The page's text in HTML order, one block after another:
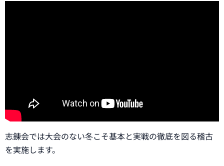
志錬会では大会のない冬こそ基本と実戦の徹底を図る稽古
を実施します。